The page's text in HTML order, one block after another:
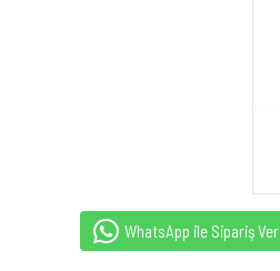
WhatsApp ile Sipariş Ver